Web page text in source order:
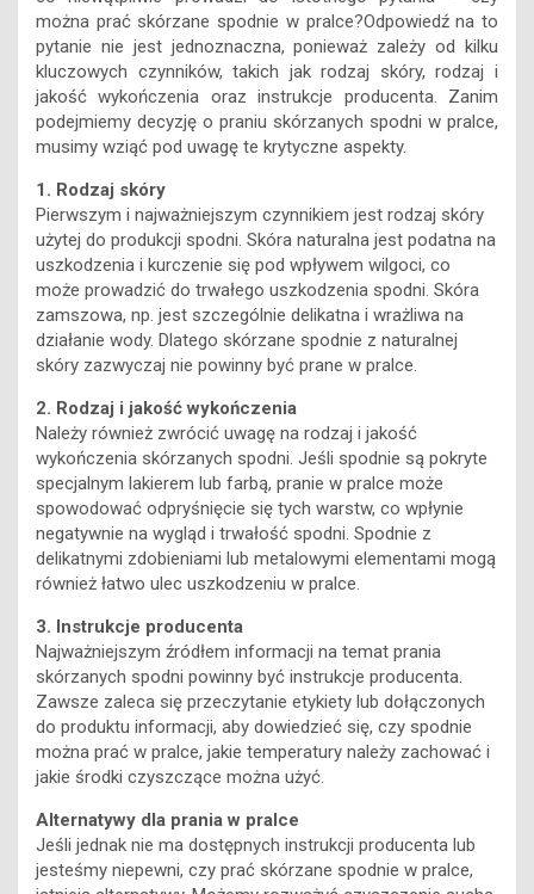
można prać skórzane spodnie w pralce?Odpowiedź na to
pytanie nie jest jednoznaczna, ponieważ zależy od kilku
kluczowych czynników, takich jak rodzaj skóry, rodzaj i
jakość wykończenia oraz instrukcje producenta. Zanim
podejmiemy decyzję o praniu skórzanych spodni w pralce,
musimy wziąć pod uwagę te krytyczne aspekty.
1. Rodzaj skóry
Pierwszym i najważniejszym czynnikiem jest rodzaj skóry
użytej do produkcji spodni. Skóra naturalna jest podatna na
uszkodzenia i kurczenie się pod wpływem wilgoci, co
może prowadzić do trwałego uszkodzenia spodni. Skóra
zamszowa, np. jest szczególnie delikatna i wrażliwa na
działanie wody. Dlatego skórzane spodnie z naturalnej
skóry zazwyczaj nie powinny być prane w pralce.
2. Rodzaj i jakość wykończenia
Należy również zwrócić uwagę na rodzaj i jakość
wykończenia skórzanych spodni. Jeśli spodnie są pokryte
specjalnym lakierem lub farbą, pranie w pralce może
spowodować odpryśnięcie się tych warstw, co wpłynie
negatywnie na wygląd i trwałość spodni. Spodnie z
delikatnymi zdobieniami lub metalowymi elementami mogą
również łatwo ulec uszkodzeniu w pralce.
3. Instrukcje producenta
Najważniejszym źródłem informacji na temat prania
skórzanych spodni powinny być instrukcje producenta.
Zawsze zaleca się przeczytanie etykiety lub dołączonych
do produktu informacji, aby dowiedzieć się, czy spodnie
można prać w pralce, jakie temperatury należy zachować i
jakie środki czyszczące można użyć.
Alternatywy dla prania w pralce
Jeśli jednak nie ma dostępnych instrukcji producenta lub
jesteśmy niepewni, czy prać skórzane spodnie w pralce,